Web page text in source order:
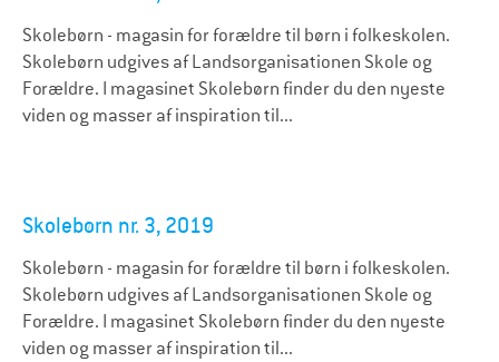
Skolebørn - magasin for forældre til børn i folkeskolen.
Skolebørn udgives af Landsorganisationen Skole og
Forældre. I magasinet Skolebørn finder du den nyeste
viden og masser af inspiration til...
Skolebørn nr. 3, 2019
Skolebørn - magasin for forældre til børn i folkeskolen.
Skolebørn udgives af Landsorganisationen Skole og
Forældre. I magasinet Skolebørn finder du den nyeste
viden og masser af inspiration til...